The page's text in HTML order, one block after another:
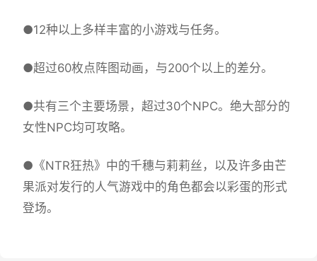
●12种以上多样丰富的小游戏与任务。
●超过60枚点阵图动画，与200个以上的差分。
●共有三个主要场景，超过30个NPC。绝大部分的
女性NPC均可攻略。
●《NTR狂热》中的千穗与莉莉丝，以及许多由芒
果派对发行的人气游戏中的角色都会以彩蛋的形式
登场。